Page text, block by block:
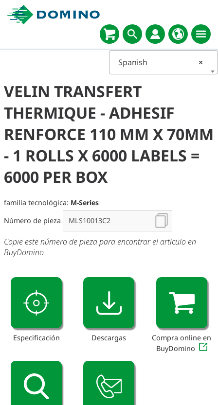
×
Spanish
VELIN TRANSFERT
THERMIQUE - ADHESIF
RENFORCE 110 MM X 70MM
- 1 ROLLS X 6000 LABELS =
6000 PER BOX
familia tecnológica: M-Series
Número de pieza
Copie este número de pieza para encontrar el artículo en
BuyDomino
Especificación Descargas
Compra online en
BuyDomino